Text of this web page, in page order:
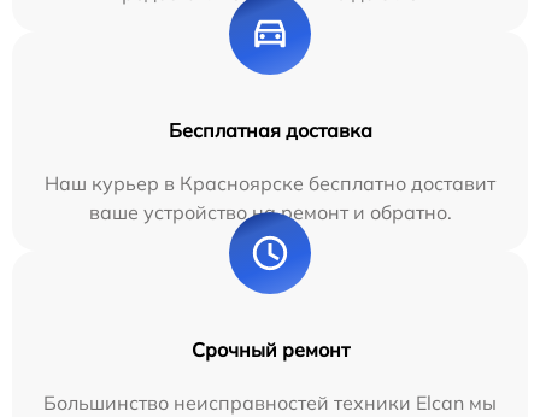
Бесплатная доставка
Наш курьер в Красноярске бесплатно доставит
ваше устройство на ремонт и обратно.
Срочный ремонт
Большинство неисправностей техники Elcan мы